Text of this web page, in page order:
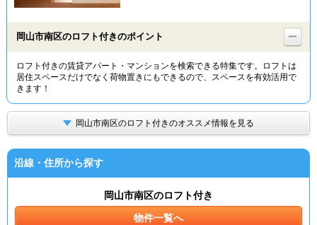
物件特集から
TOP
岡山市南区のロフト付きのポイント
ロフト付きの賃貸アパート・マンションを検索できる特集です。ロフトは
居住スペースだけでなく荷物置きにもできるので、スペースを有効活用で
きます！
岡山市南区のロフト付きのオススメ情報を見る
沿線・住所から探す
岡山市南区のロフト付き
物件一覧へ